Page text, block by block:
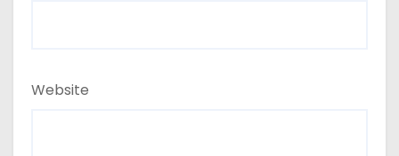
Website